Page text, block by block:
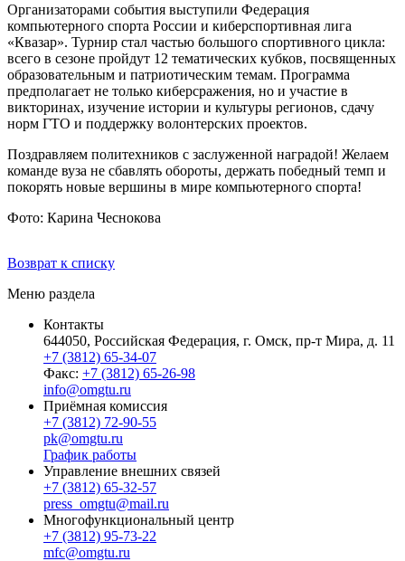
Организаторами события выступили Федерация
компьютерного спорта России и киберспортивная лига
«Квазар». Турнир стал частью большого спортивного цикла:
всего в сезоне пройдут 12 тематических кубков, посвященных
образовательным и патриотическим темам. Программа
предполагает не только киберсражения, но и участие в
викторинах, изучение истории и культуры регионов, сдачу
норм ГТО и поддержку волонтерских проектов.
Поздравляем политехников с заслуженной наградой! Желаем
команде вуза не сбавлять обороты, держать победный темп и
покорять новые вершины в мире компьютерного спорта!
Фото: Карина Чеснокова
Возврат к списку
Меню раздела
Контакты
644050, Российская Федерация, г. Омск, пр-т Мира, д. 11
+7 (3812) 65-34-07
Факс: +7 (3812) 65-26-98
info@omgtu.ru
Приёмная комиссия
+7 (3812) 72-90-55
pk@omgtu.ru
График работы
Управление внешних связей
+7 (3812) 65-32-57
press_omgtu@mail.ru
Многофункциональный центр
+7 (3812) 95-73-22
mfc@omgtu.ru